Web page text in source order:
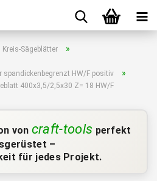
Kreis-Sägeblätter »
spandickenbegrenzt HW/F positiv »
400x3,5/2,5x30 Z= 18 HW/F
von craft-tools perfekt
–
für jedes Projekt.